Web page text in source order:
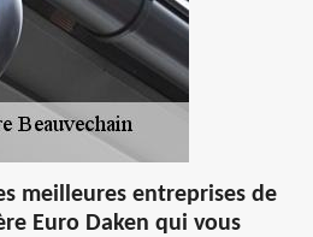
meilleures entreprises de
Euro Daken qui vous